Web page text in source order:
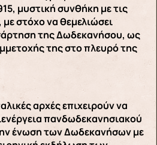
μυστική συνθήκη με τις
στόχο να θεμελιώσει
της Δωδεκανήσου, ως
της στο πλευρό της
αρχές επιχειρούν να
πανδωδεκανησιακού
ένωση των Δωδεκανήσων με